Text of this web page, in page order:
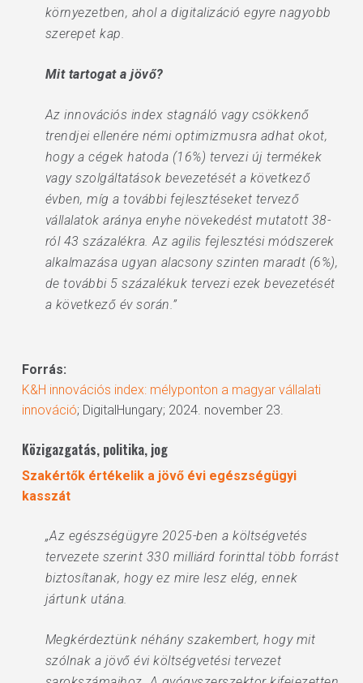
környezetben, ahol a digitalizáció egyre nagyobb
szerepet kap.
Mit tartogat a jövő?
Az innovációs index stagnáló vagy csökkenő
trendjei ellenére némi optimizmusra adhat okot,
hogy a cégek hatoda (16%) tervezi új termékek
vagy szolgáltatások bevezetését a következő
évben, míg a további fejlesztéseket tervező
vállalatok aránya enyhe növekedést mutatott 38-
ról 43 százalékra. Az agilis fejlesztési módszerek
alkalmazása ugyan alacsony szinten maradt (6%),
de további 5 százalékuk tervezi ezek bevezetését
a következő év során.”
Forrás:
K&H innovációs index: mélyponton a magyar vállalati
innováció; DigitalHungary; 2024. november 23.
Közigazgatás, politika, jog
Szakértők értékelik a jövő évi egészségügyi
kasszát
„Az egészségügyre 2025-ben a költségvetés
tervezete szerint 330 milliárd forinttal több forrást
biztosítanak, hogy ez mire lesz elég, ennek
jártunk utána.
Megkérdeztünk néhány szakembert, hogy mit
szólnak a jövő évi költségvetési tervezet